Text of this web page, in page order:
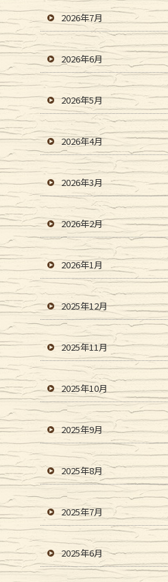
2026年7月
2026年6月
2026年5月
2026年4月
2026年3月
2026年2月
2026年1月
2025年12月
2025年11月
2025年10月
2025年9月
2025年8月
2025年7月
2025年6月